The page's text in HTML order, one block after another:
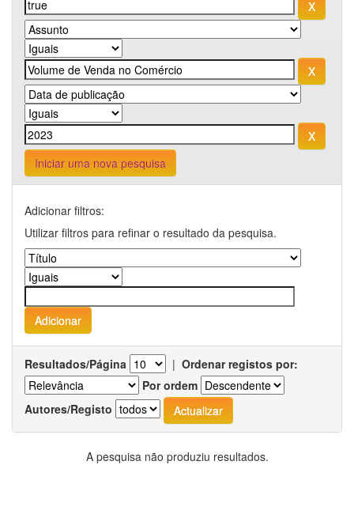
Iniciar uma nova pesquisa
Adicionar filtros:
Utilizar filtros para refinar o resultado da pesquisa.
Resultados/Página | Ordenar registos por:
Por ordem
Autores/Registo
A pesquisa não produziu resultados.